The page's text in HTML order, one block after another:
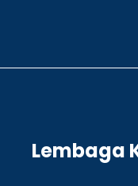
Lembaga